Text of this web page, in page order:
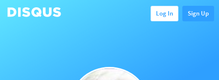
Log In Sign Up